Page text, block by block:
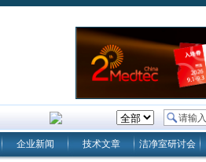
企业新闻 技术文章 洁净室研讨会